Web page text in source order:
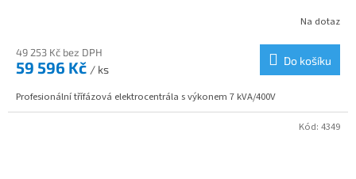
R
M
A
Na dotaz
49 253 Kč bez DPH
59 596 Kč / ks
Do košíku
Profesionální třífázová elektrocentrála s výkonem 7 kVA/400V
Kód: 4349